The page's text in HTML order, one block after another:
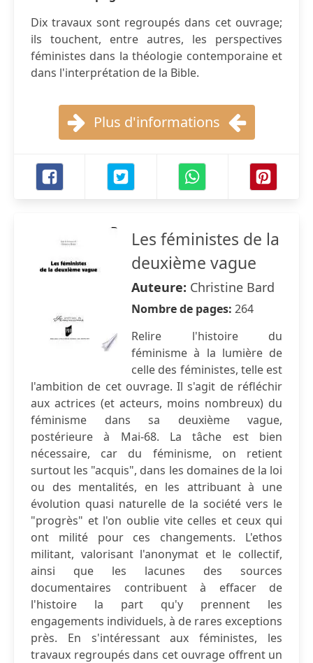
Dix travaux sont regroupés dans cet ouvrage;
ils touchent, entre autres, les perspectives
féministes dans la théologie contemporaine et
dans l'interprétation de la Bible.
Plus d'informations
Les féministes de la
deuxième vague
Auteure: Christine Bard
Nombre de pages: 264
Relire l'histoire du
féminisme à la lumière de
celle des féministes, telle est
l'ambition de cet ouvrage. Il s'agit de réfléchir
aux actrices (et acteurs, moins nombreux) du
féminisme dans sa deuxième vague,
postérieure à Mai-68. La tâche est bien
nécessaire, car du féminisme, on retient
surtout les "acquis", dans les domaines de la loi
ou des mentalités, en les attribuant à une
évolution quasi naturelle de la société vers le
"progrès" et l'on oublie vite celles et ceux qui
ont milité pour ces changements. L'ethos
militant, valorisant l'anonymat et le collectif,
ainsi que les lacunes des sources
documentaires contribuent à effacer de
l'histoire la part qu'y prennent les
engagements individuels, à de rares exceptions
près. En s'intéressant aux féministes, les
travaux regroupés dans cet ouvrage offrent un